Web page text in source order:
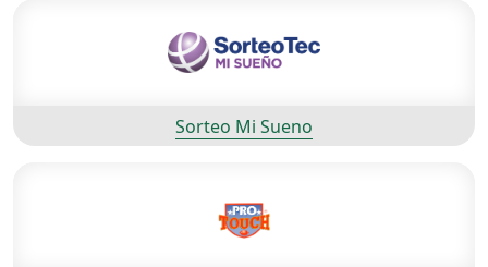
Sorteo Mi Sueno